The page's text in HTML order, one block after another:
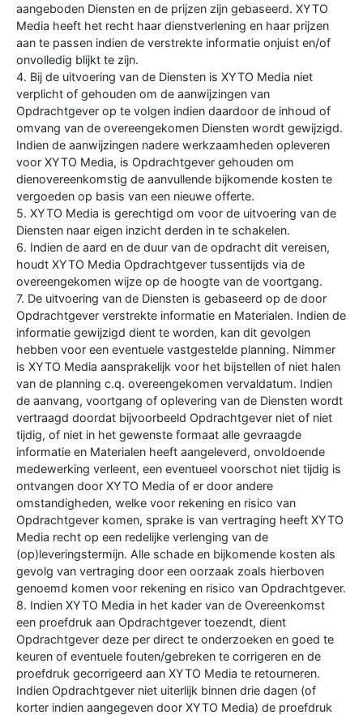
aangeboden Diensten en de prijzen zijn gebaseerd. XYTO
Media heeft het recht haar dienstverlening en haar prijzen
aan te passen indien de verstrekte informatie onjuist en/of
onvolledig blijkt te zijn.
4. Bij de uitvoering van de Diensten is XYTO Media niet
verplicht of gehouden om de aanwijzingen van
Opdrachtgever op te volgen indien daardoor de inhoud of
omvang van de overeengekomen Diensten wordt gewijzigd.
Indien de aanwijzingen nadere werkzaamheden opleveren
voor XYTO Media, is Opdrachtgever gehouden om
dienovereenkomstig de aanvullende bijkomende kosten te
vergoeden op basis van een nieuwe offerte.
5. XYTO Media is gerechtigd om voor de uitvoering van de
Diensten naar eigen inzicht derden in te schakelen.
6. Indien de aard en de duur van de opdracht dit vereisen,
houdt XYTO Media Opdrachtgever tussentijds via de
overeengekomen wijze op de hoogte van de voortgang.
7. De uitvoering van de Diensten is gebaseerd op de door
Opdrachtgever verstrekte informatie en Materialen. Indien de
informatie gewijzigd dient te worden, kan dit gevolgen
hebben voor een eventuele vastgestelde planning. Nimmer
is XYTO Media aansprakelijk voor het bijstellen of niet halen
van de planning c.q. overeengekomen vervaldatum. Indien
de aanvang, voortgang of oplevering van de Diensten wordt
vertraagd doordat bijvoorbeeld Opdrachtgever niet of niet
tijdig, of niet in het gewenste formaat alle gevraagde
informatie en Materialen heeft aangeleverd, onvoldoende
medewerking verleent, een eventueel voorschot niet tijdig is
ontvangen door XYTO Media of er door andere
omstandigheden, welke voor rekening en risico van
Opdrachtgever komen, sprake is van vertraging heeft XYTO
Media recht op een redelijke verlenging van de
(op)leveringstermijn. Alle schade en bijkomende kosten als
gevolg van vertraging door een oorzaak zoals hierboven
genoemd komen voor rekening en risico van Opdrachtgever.
8. Indien XYTO Media in het kader van de Overeenkomst
een proefdruk aan Opdrachtgever toezendt, dient
Opdrachtgever deze per direct te onderzoeken en goed te
keuren of eventuele fouten/gebreken te corrigeren en de
proefdruk gecorrigeerd aan XYTO Media te retourneren.
Indien Opdrachtgever niet uiterlijk binnen drie dagen (of
korter indien aangegeven door XYTO Media) de proefdruk